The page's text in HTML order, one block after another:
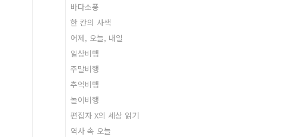
바다소풍
한 칸의 사색
어제, 오늘, 내일
일상비행
주말비행
추억비행
놀이비행
편집자 X의 세상 읽기
역사 속 오늘